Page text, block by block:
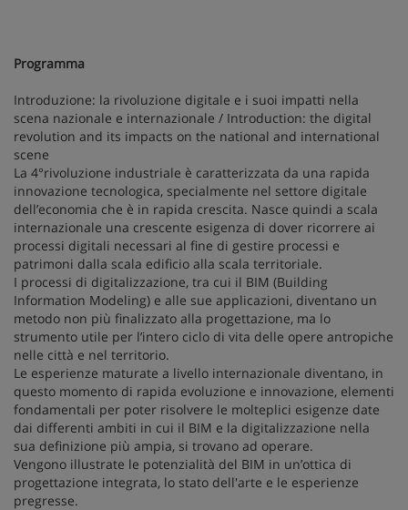
Programma
Introduzione: la rivoluzione digitale e i suoi impatti nella
scena nazionale e internazionale / Introduction: the digital
revolution and its impacts on the national and international
scene
La 4°rivoluzione industriale è caratterizzata da una rapida
innovazione tecnologica, specialmente nel settore digitale
dell’economia che è in rapida crescita. Nasce quindi a scala
internazionale una crescente esigenza di dover ricorrere ai
processi digitali necessari al fine di gestire processi e
patrimoni dalla scala edificio alla scala territoriale.
I processi di digitalizzazione, tra cui il BIM (Building
Information Modeling) e alle sue applicazioni, diventano un
metodo non più finalizzato alla progettazione, ma lo
strumento utile per l’intero ciclo di vita delle opere antropiche
nelle città e nel territorio.
Le esperienze maturate a livello internazionale diventano, in
questo momento di rapida evoluzione e innovazione, elementi
fondamentali per poter risolvere le molteplici esigenze date
dai differenti ambiti in cui il BIM e la digitalizzazione nella
sua definizione più ampia, si trovano ad operare.
Vengono illustrate le potenzialità del BIM in un’ottica di
progettazione integrata, lo stato dell'arte e le esperienze
pregresse.